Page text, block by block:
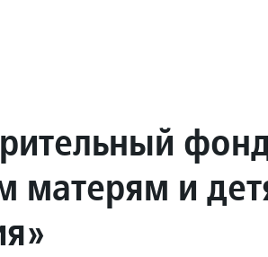
матерям и